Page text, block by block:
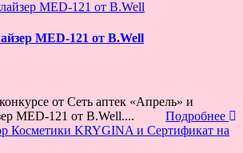
MED-121 от B.Well
от Сеть аптек «Апрель» и
MED-121 от B.Well....
Подробнее